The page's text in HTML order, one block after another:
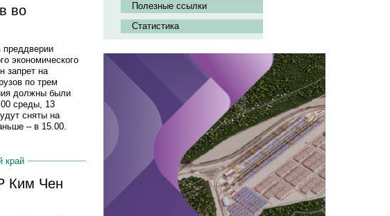
во
преддверии
экономического
запрет на
по трем
должны были
среды, 13
сняты на
– в 15.00.
край
Ким Чен
Полезные ссылки
Статистика